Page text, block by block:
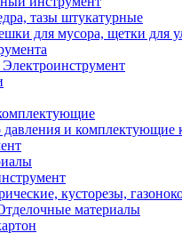
тазы штукатурные
для мусора, щетки для
Электроинструмент
и комплектующие
кусторезы,
материалы